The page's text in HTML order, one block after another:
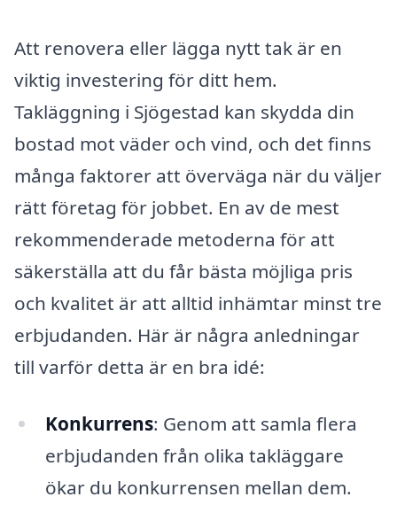
Att renovera eller lägga nytt tak är en
viktig investering för ditt hem.
Takläggning i Sjögestad kan skydda din
bostad mot väder och vind, och det finns
många faktorer att överväga när du väljer
rätt företag för jobbet. En av de mest
rekommenderade metoderna för att
säkerställa att du får bästa möjliga pris
och kvalitet är att alltid inhämtar minst tre
erbjudanden. Här är några anledningar
till varför detta är en bra idé:
Konkurrens: Genom att samla flera
erbjudanden från olika takläggare
ökar du konkurrensen mellan dem.